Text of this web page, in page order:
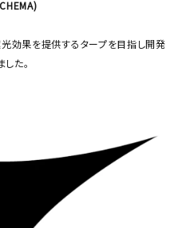
効果を提供するタープを目指し開発
た。